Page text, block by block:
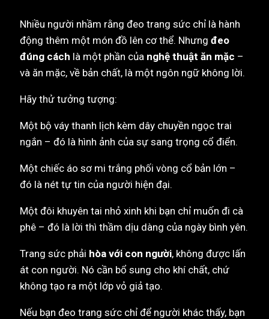
Nhiều người nhầm rằng đeo trang sức chỉ là hành
động thêm một món đồ lên cơ thể. Nhưng đeo
đúng cách là một phần của nghệ thuật ăn mặc –
và ăn mặc, về bản chất, là một ngôn ngữ không lời.
Hãy thử tưởng tượng:
Một bộ váy thanh lịch kèm dây chuyền ngọc trai
ngắn – đó là hình ảnh của sự sang trọng cổ điển.
Một chiếc áo sơ mi trắng phối vòng cổ bản lớn –
đó là nét tự tin của người hiện đại.
Một đôi khuyên tai nhỏ xinh khi bạn chỉ muốn đi cà
phê – đó là lời thì thầm dịu dàng của ngày bình yên.
Trang sức phải hòa với con người, không được lấn
át con người. Nó cần bổ sung cho khí chất, chứ
không tạo ra một lớp vỏ giả tạo.
Nếu bạn đeo trang sức chỉ để người khác thấy, bạn